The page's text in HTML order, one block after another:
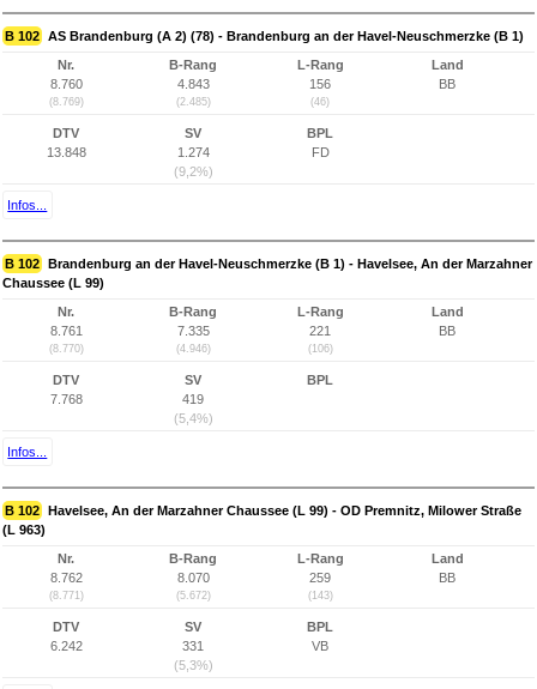
B 102 AS Brandenburg (A 2) (78) - Brandenburg an der Havel-Neuschmerzke (B 1)
Nr.
8.760
(8.769)
B-Rang
4.843
(2.485)
L-Rang
156
(46)
Land
BB
DTV
13.848
SV
1.274
(9,2%)
BPL
FD
Infos...
B 102 Brandenburg an der Havel-Neuschmerzke (B 1) - Havelsee, An der Marzahner
Chaussee (L 99)
Nr.
8.761
(8.770)
B-Rang
7.335
(4.946)
L-Rang
221
(106)
Land
BB
DTV
7.768
SV
419
(5,4%)
BPL
Infos...
B 102 Havelsee, An der Marzahner Chaussee (L 99) - OD Premnitz, Milower Straße
(L 963)
Nr.
8.762
(8.771)
B-Rang
8.070
(5.672)
L-Rang
259
(143)
Land
BB
DTV
6.242
SV
331
(5,3%)
BPL
VB